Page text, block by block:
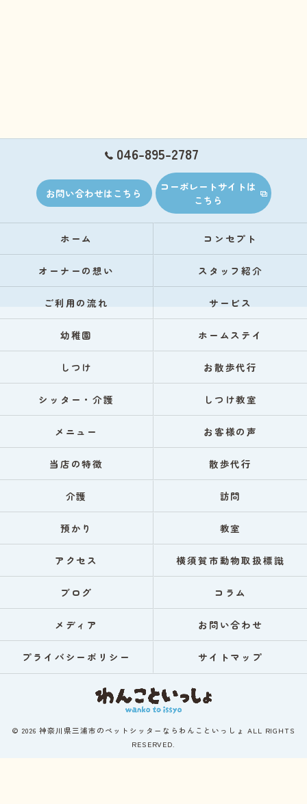
046-895-2787
お問い合わせはこちら
コーポレートサイトは
こちら
ホーム コンセプト
オーナーの想い スタッフ紹介
ご利用の流れ サービス
幼稚園 ホームステイ
しつけ お散歩代行
シッター・介護 しつけ教室
メニュー お客様の声
当店の特徴 散歩代行
介護 訪問
預かり 教室
アクセス 横須賀市動物取扱標識
ブログ コラム
メディア お問い合わせ
プライバシーポリシー サイトマップ
© 2026 神奈川県三浦市のペットシッターならわんこといっしょ ALL RIGHTS
RESERVED.